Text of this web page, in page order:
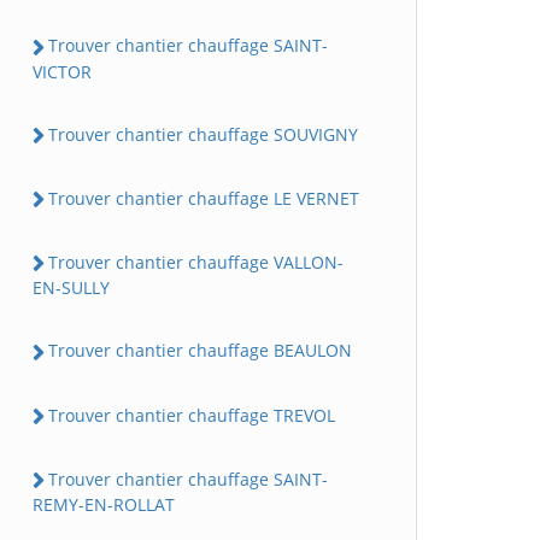
Trouver chantier chauffage SAINT-
VICTOR
Trouver chantier chauffage SOUVIGNY
Trouver chantier chauffage LE VERNET
Trouver chantier chauffage VALLON-
EN-SULLY
Trouver chantier chauffage BEAULON
Trouver chantier chauffage TREVOL
Trouver chantier chauffage SAINT-
REMY-EN-ROLLAT